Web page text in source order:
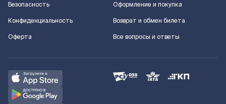
Безопасность
Конфиденциальность
Оферта
Оформление и покупка
Возврат и обмен билета
Все вопросы и ответы